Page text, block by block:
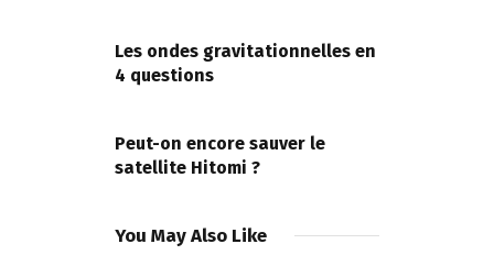
l’article
Les ondes gravitationnelles en
4 questions
Peut-on encore sauver le
satellite Hitomi ?
You May Also Like